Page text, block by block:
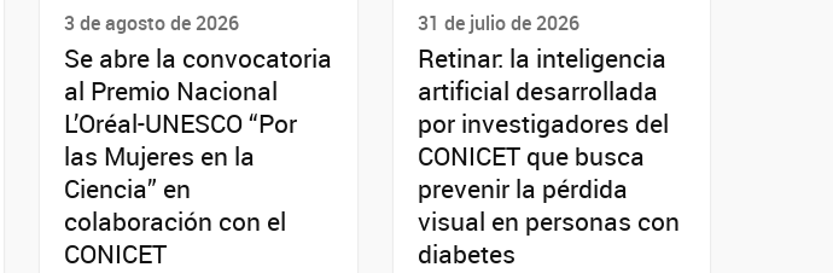
3 de agosto de 2026
Se abre la convocatoria
al Premio Nacional
L’Oréal-UNESCO “Por
las Mujeres en la
Ciencia” en
colaboración con el
CONICET
31 de julio de 2026
Retinar: la inteligencia
artificial desarrollada
por investigadores del
CONICET que busca
prevenir la pérdida
visual en personas con
diabetes